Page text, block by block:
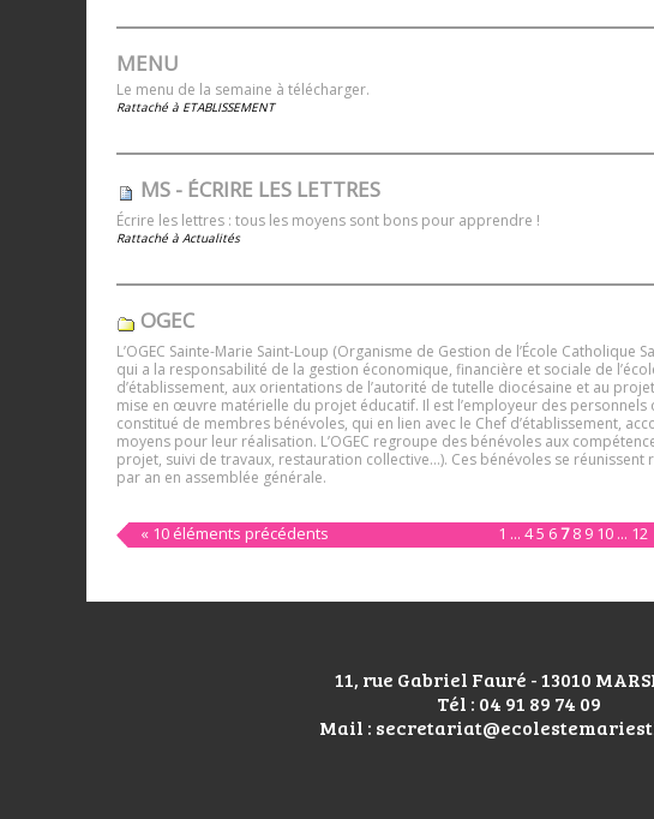
MENU
Le menu de la semaine à télécharger.
Rattaché à ETABLISSEMENT
MS - ÉCRIRE LES LETTRES
Écrire les lettres : tous les moyens sont bons pour apprendre !
Rattaché à Actualités
OGEC
L’OGEC Sainte-Marie Saint-Loup (Organisme de Gestion de l’École Catholique
qui a la responsabilité de la gestion économique, financière et sociale de
d’établissement, aux orientations de l’autorité de tutelle diocésaine et au
mise en œuvre matérielle du projet éducatif. Il est l’employeur des personnels
constitué de membres bénévoles, qui en lien avec le Chef d’établissement,
moyens pour leur réalisation. L’OGEC regroupe des bénévoles aux
projet, suivi de travaux, restauration collective…). Ces bénévoles se
par an en assemblée générale.
« 10 éléments précédents 1 ... 45 67 8 9 10 ... 12
11, rue Gabriel Fauré - 13010
Tél : 04 91 89 74 09
Mail :